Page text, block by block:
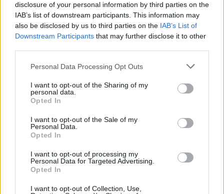
disclosure of your personal information by third parties on the
IAB’s list of downstream participants. This information may
also be disclosed by us to third parties on the IAB’s List of
Downstream Participants that may further disclose it to other
Personal Data Processing Opt Outs
I want to opt-out of the Sharing of my
personal data.
Opted In
I want to opt-out of the Sale of my
Personal Data.
Opted In
I want to opt-out of processing my
Personal Data for Targeted Advertising.
Opted In
I want to opt-out of Collection, Use,
Žiūrimiausi įrašai
00:00:30
Vaizdai iš tragiškos avarijos Vilniaus r.: dviejų moterų ir
vaiko gyvybių išgelbėti nepavyko
Žinios Lietuvos diena
Savaitės vidurys nusimato karštas: temperatūra kils iki
32 laipsnių šilumos
Ukrainos politikoje: jis yra neteisus